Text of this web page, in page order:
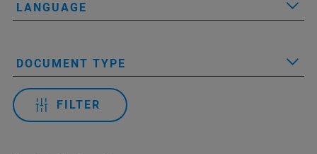
LANGUAGE
DOCUMENT TYPE
FILTER